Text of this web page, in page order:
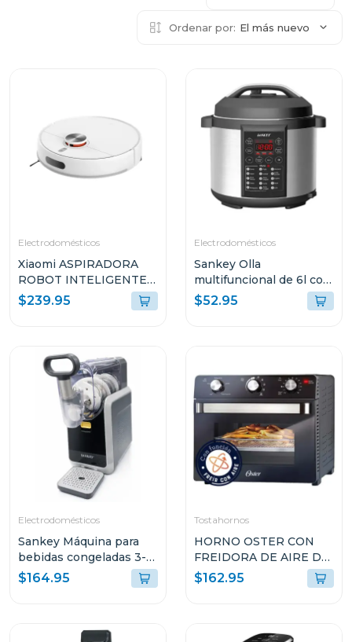
Ordenar por: El más nuevo
Electrodomésticos
Xiaomi ASPIRADORA
ROBOT INTELIGENTE
2-EN-1 SUCCIÓN
10000PA SENSOR LDS
$239.95
Electrodomésticos
Sankey Olla
multifuncional de 6l con
15 funciones para
cocinar ke65d
$52.95
Electrodomésticos
Sankey Máquina para
bebidas congeladas 3-
en-1 con pantalla tactil
sl2001
$164.95
Tostahornos
HORNO OSTER CON
FREIDORA DE AIRE DE
22L CON
RECUBRIMIENTO
$162.95